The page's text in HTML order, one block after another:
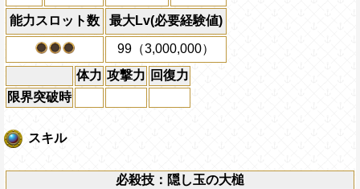
能力スロット数 最大Lv(必要経験値)
99（3,000,000）
体力 攻撃力 回復力
限界突破時
スキル
必殺技：隠し玉の大槌